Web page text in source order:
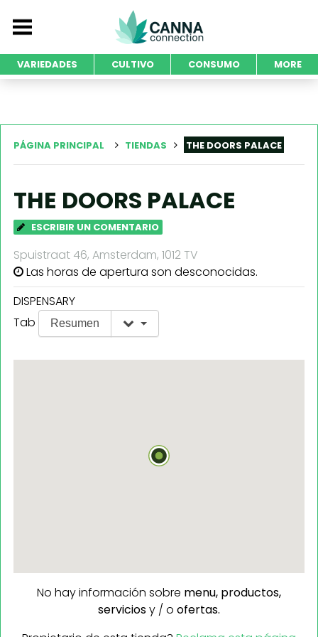
VARIEDADES CULTIVO CONSUMO MORE
PÁGINA PRINCIPAL TIENDAS THE DOORS PALACE
THE DOORS PALACE
ESCRIBIR UN COMENTARIO
Spuistraat 46, Amsterdam, 1012 TV
Las horas de apertura son desconocidas.
DISPENSARY
Tab
Resumen
No hay información sobre menu, productos,
serviciosy / o ofertas.